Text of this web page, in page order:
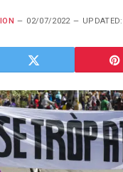
02/07/2022 UPDATED: